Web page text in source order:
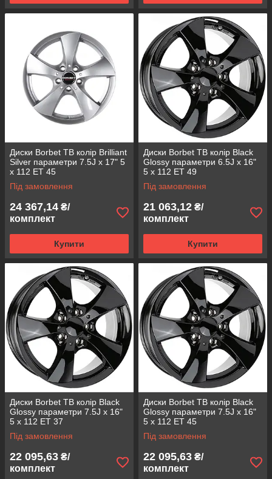
Диски Borbet TB колір Brilliant
Silver параметри 7.5J x 17" 5
x 112 ET 45
Під замовлення
24 367,14 ₴/
комплект
Купити
Диски Borbet TB колір Black
Glossy параметри 6.5J x 16"
5 x 112 ET 49
Під замовлення
21 063,12 ₴/
комплект
Купити
Диски Borbet TB колір Black
Glossy параметри 7.5J x 16"
5 x 112 ET 37
Під замовлення
22 095,63 ₴/
комплект
Диски Borbet TB колір Black
Glossy параметри 7.5J x 16"
5 x 112 ET 45
Під замовлення
22 095,63 ₴/
комплект